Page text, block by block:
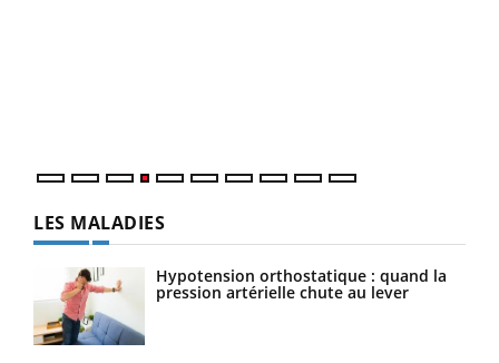
LES MALADIES
Hypotension orthostatique : quand la
pression artérielle chute au lever